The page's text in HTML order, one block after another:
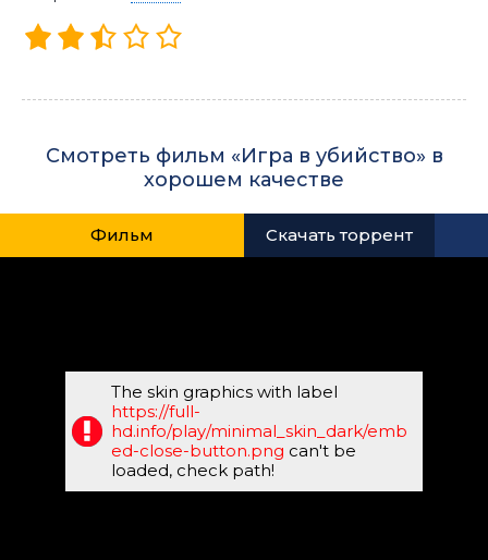
Смотреть фильм «Игра в убийство» в
хорошем качестве
Фильм Скачать торрент
The skin graphics with label
https://full-
hd.info/play/minimal_skin_dark/emb
ed-close-button.png can't be
loaded, check path!